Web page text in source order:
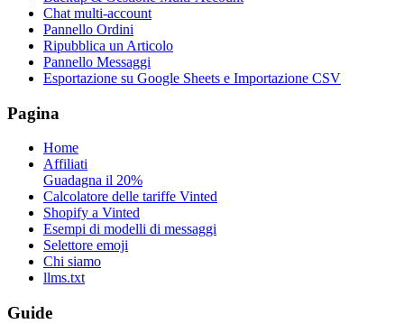
Chat multi-account
Pannello Ordini
Ripubblica un Articolo
Pannello Messaggi
Esportazione su Google Sheets e Importazione CSV
Pagina
Home
Affiliati
Guadagna il 20%
Calcolatore delle tariffe Vinted
Shopify a Vinted
Esempi di modelli di messaggi
Selettore emoji
Chi siamo
llms.txt
Guide